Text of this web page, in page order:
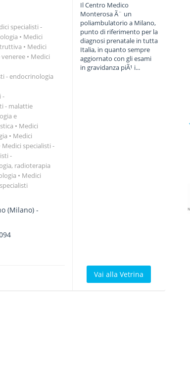
specialisti -
Medici
Medici
Medici
- endocrinologia
-
- malattie
e
Medici
Medici
Medici specialisti -
-
radioterapia
Medici
(Milano) -
Il Centro Medico
Monterosa Ã¨ un
poliambulatorio a Milano,
punto di riferimento per la
diagnosi prenatale in tutta
Italia, in quanto sempre
aggiornato con gli esami
in gravidanza piÃ¹ i...
Vai alla Vetrina